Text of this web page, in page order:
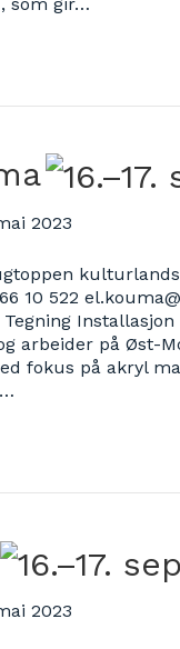
2023
10 522
Tegning
arbeider på Øst-
fokus på akryl
2023